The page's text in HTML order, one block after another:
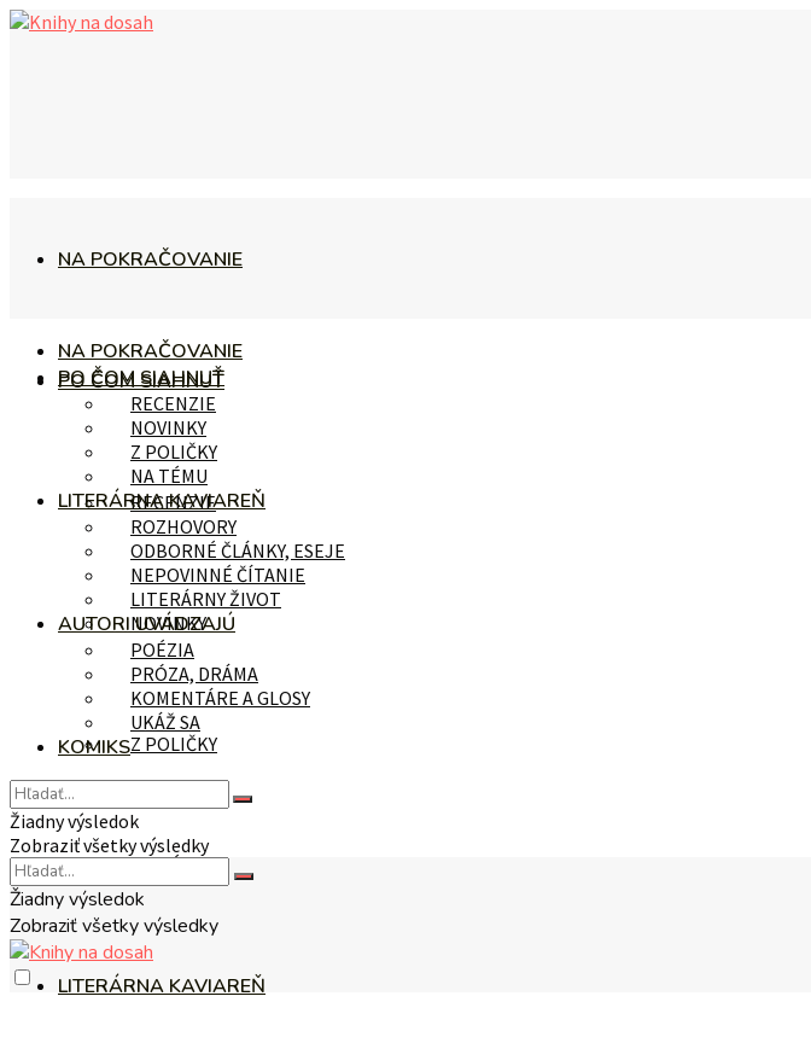
NA POKRAČOVANIE
PO ČOM SIAHNUŤ
RECENZIE
NOVINKY
Z POLIČKY
NA TÉMU
LITERÁRNA KAVIAREŇ
NA POKRAČOVANIE
PO ČOM SIAHNUŤ
RECENZIE
NOVINKY
Z POLIČKY
NA TÉMU
LITERÁRNA KAVIAREŇ
ROZHOVORY
ODBORNÉ ČLÁNKY, ESEJE
NEPOVINNÉ ČÍTANIE
LITERÁRNY ŽIVOT
AUTORI UVÁDZAJÚ
POÉZIA
PRÓZA, DRÁMA
KOMENTÁRE A GLOSY
UKÁŽ SA
KOMIKS
Žiadny výsledok
Zobraziť všetky výsledky
Žiadny výsledok
Zobraziť všetky výsledky